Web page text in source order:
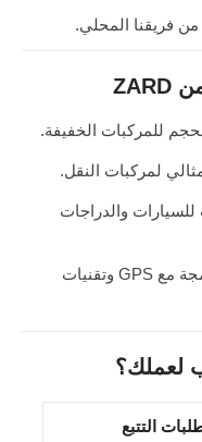
من فريقنا المحلي.
لمركبات النقل.
والدراجات
– كاميرا داش مدمجة مع GPS وتقنيات
لعملك؟
التتبع